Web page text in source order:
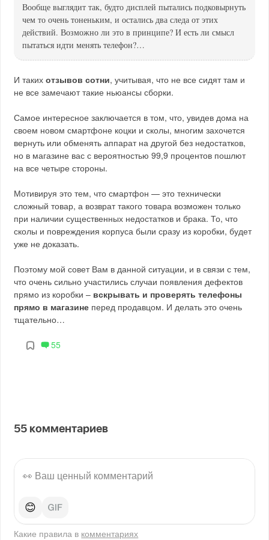
Вообще выглядит так, будто дисплей пытались подковырнуть
чем то очень тоненьким, и остались два следа от этих
действий. Возможно ли это в принципе? И есть ли смысл
пытаться идти менять телефон?…
И такихотзывов сотни, учитывая, что не все сидят там и
не все замечают такие ньюансы сборки.
Самое интересное заключается в том, что, увидев дома на
своем новом смартфоне коцки и сколы, многим захочется
вернуть или обменять аппарат на другой без недостатков,
но в магазине вас с вероятностью 99,9 процентов пошлют
на все четыре стороны.
Мотивируя это тем, что смартфон — это технически
сложный товар, а возврат такого товара возможен только
при наличии существенных недостатков и брака. То, что
сколы и повреждения корпуса были сразу из коробки, будет
уже не доказать.
Поэтому мой совет Вам в данной ситуации, и в связи с тем,
что очень сильно участились случаи появления дефектов
прямо из коробки – вскрывать и проверять телефоны
прямо в магазине перед продавцом. И делать это очень
тщательно…
55
55 комментариев
😊
Какие правила в комментариях